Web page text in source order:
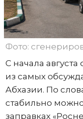
Фото:
С начала
из самых
Абхазии. По
стабильно
заправках